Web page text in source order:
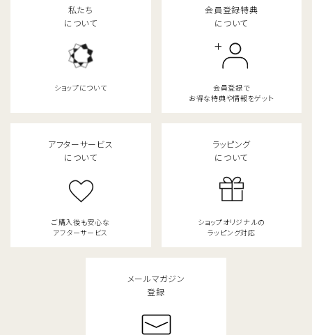
私たち
について
ショップについて
会員登録特典
について
会員登録で
お得な特典や情報をゲット
アフターサービス
について
ご購入後も安心な
アフターサービス
ラッピング
について
ショップオリジナルの
ラッピング対応
メールマガジン
登録